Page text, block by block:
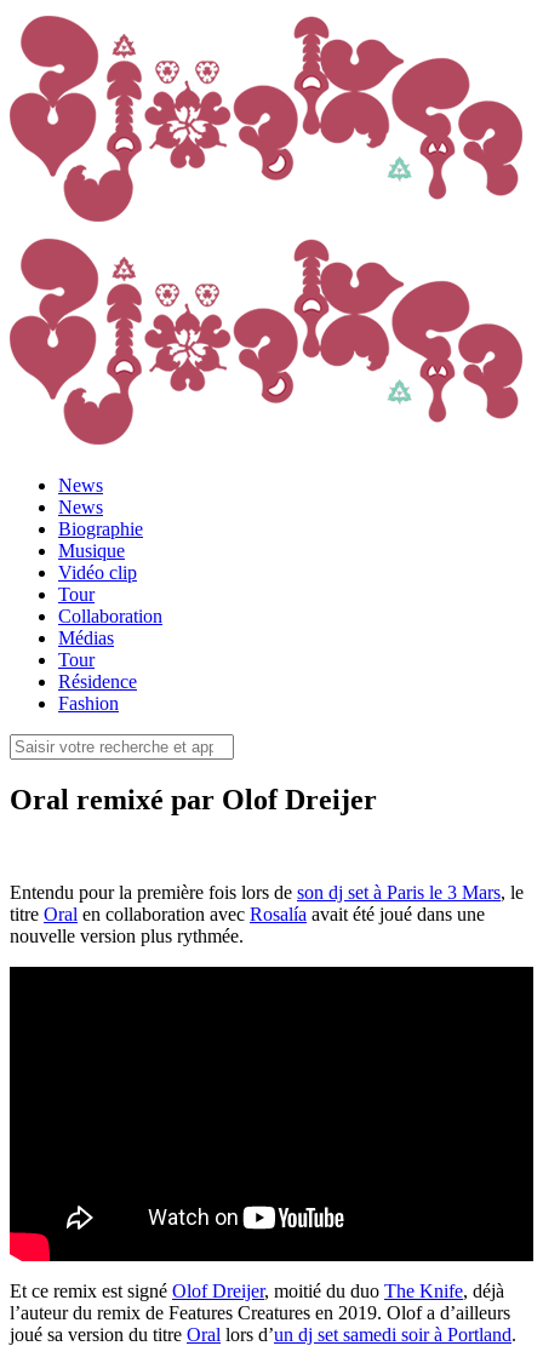
News
News
Biographie
Musique
Vidéo clip
Tour
Collaboration
Médias
Tour
Résidence
Fashion
Oral remixé par Olof Dreijer
Entendu pour la première fois lors de son dj set à Paris le 3 Mars, le
titre Oral en collaboration avec Rosalía avait été joué dans une
nouvelle version plus rythmée.
Et ce remix est signé Olof Dreijer, moitié du duo The Knife, déjà
l’auteur du remix de Features Creatures en 2019. Olof a d’ailleurs
joué sa version du titre Oral lors d’un dj set samedi soir à Portland.